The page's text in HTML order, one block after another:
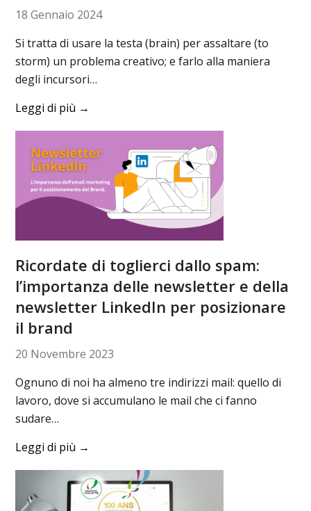
18 Gennaio 2024
Si tratta di usare la testa (brain) per assaltare (to
storm) un problema creativo; e farlo alla maniera
degli incursori…
Leggi di più →
Ricordate di toglierci dallo spam:
l’importanza delle newsletter e della
newsletter LinkedIn per posizionare
il brand
20 Novembre 2023
Ognuno di noi ha almeno tre indirizzi mail: quello di
lavoro, dove si accumulano le mail che ci fanno
sudare…
Leggi di più →